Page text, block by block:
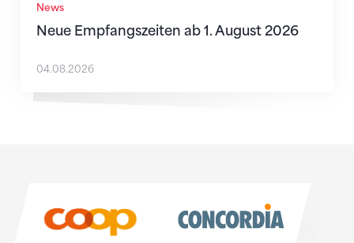
News
Neue Empfangszeiten ab 1. August 2026
04.08.2026